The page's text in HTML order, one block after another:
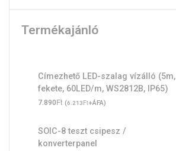
Termékajánló
Címezhető LED-szalag vízálló (5m,
fekete, 60LED/m, WS2812B, IP65)
7.890Ft (6.213Ft+ÁFA)
SOIC-8 teszt csipesz /
konverterpanel